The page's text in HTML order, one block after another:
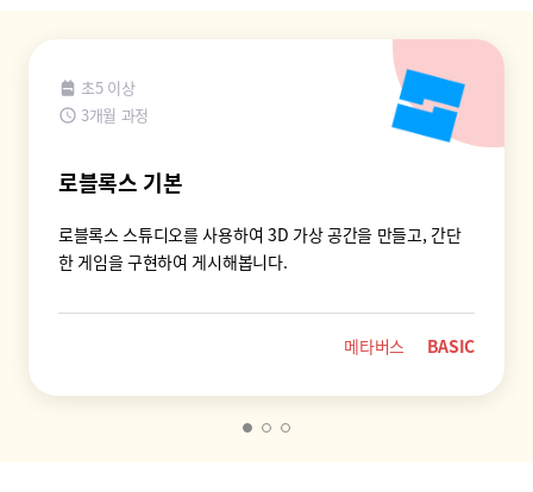
초5 이상
3개월 과정
로블록스 기본
로블록스 스튜디오를 사용하여 3D 가상 공간을 만들고, 간단
한 게임을 구현하여 게시해봅니다.
메타버스 BASIC